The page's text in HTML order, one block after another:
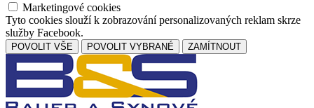
Marketingové cookies
Tyto cookies slouží k zobrazování personalizovaných reklam skrze
služby Facebook.
POVOLIT VŠE POVOLIT VYBRANÉ ZAMÍTNOUT